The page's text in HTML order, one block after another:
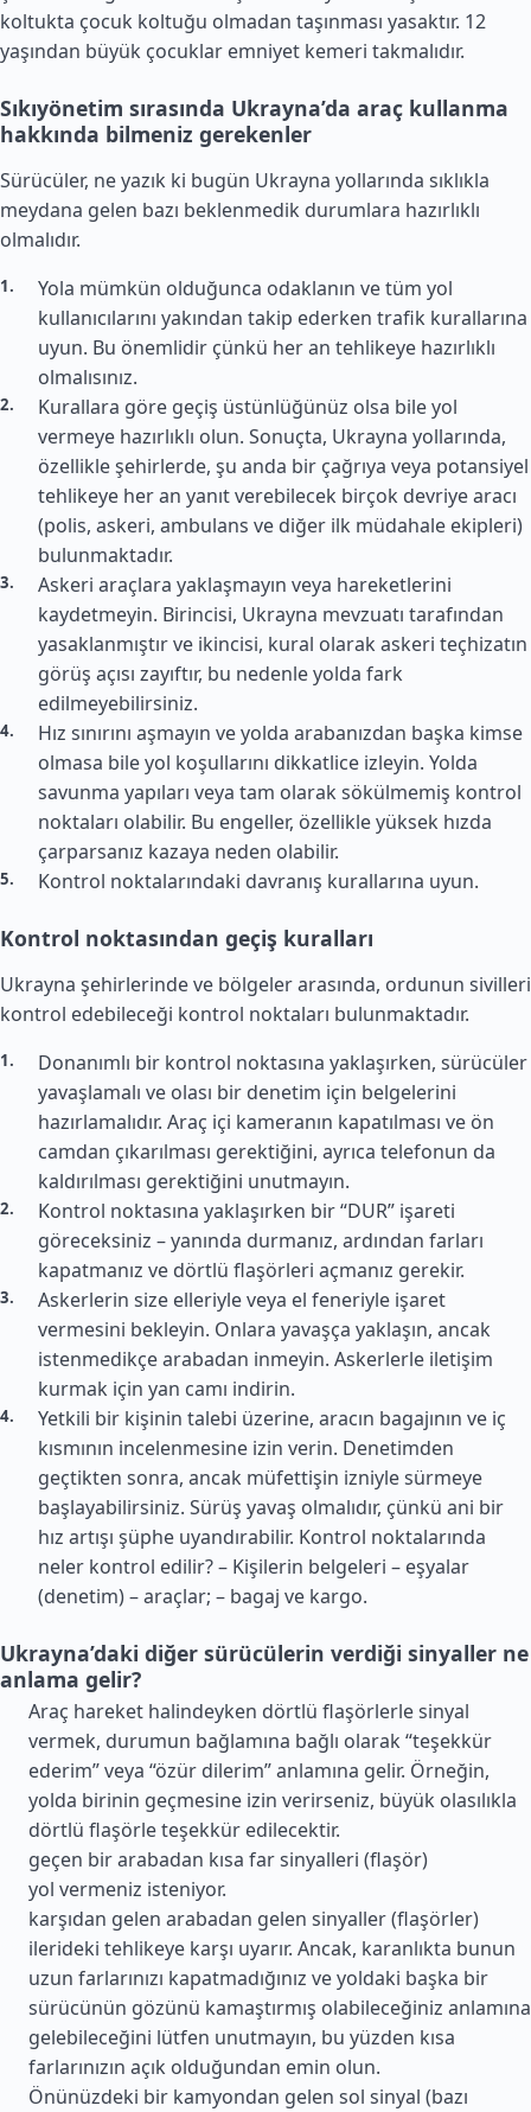
koltukta çocuk koltuğu olmadan taşınması yasaktır. 12
yaşından büyük çocuklar emniyet kemeri takmalıdır.
Sıkıyönetim sırasında Ukrayna’da araç kullanma
hakkında bilmeniz gerekenler
Sürücüler, ne yazık ki bugün Ukrayna yollarında sıklıkla
meydana gelen bazı beklenmedik durumlara hazırlıklı
olmalıdır.
Yola mümkün olduğunca odaklanın ve tüm yol
kullanıcılarını yakından takip ederken trafik kurallarına
uyun. Bu önemlidir çünkü her an tehlikeye hazırlıklı
olmalısınız.
Kurallara göre geçiş üstünlüğünüz olsa bile yol
vermeye hazırlıklı olun. Sonuçta, Ukrayna yollarında,
özellikle şehirlerde, şu anda bir çağrıya veya potansiyel
tehlikeye her an yanıt verebilecek birçok devriye aracı
(polis, askeri, ambulans ve diğer ilk müdahale ekipleri)
bulunmaktadır.
Askeri araçlara yaklaşmayın veya hareketlerini
kaydetmeyin. Birincisi, Ukrayna mevzuatı tarafından
yasaklanmıştır ve ikincisi, kural olarak askeri teçhizatın
görüş açısı zayıftır, bu nedenle yolda fark
edilmeyebilirsiniz.
Hız sınırını aşmayın ve yolda arabanızdan başka kimse
olmasa bile yol koşullarını dikkatlice izleyin. Yolda
savunma yapıları veya tam olarak sökülmemiş kontrol
noktaları olabilir. Bu engeller, özellikle yüksek hızda
çarparsanız kazaya neden olabilir.
Kontrol noktalarındaki davranış kurallarına uyun.
Kontrol noktasından geçiş kuralları
Ukrayna şehirlerinde ve bölgeler arasında, ordunun sivilleri
kontrol edebileceği kontrol noktaları bulunmaktadır.
Donanımlı bir kontrol noktasına yaklaşırken, sürücüler
yavaşlamalı ve olası bir denetim için belgelerini
hazırlamalıdır. Araç içi kameranın kapatılması ve ön
camdan çıkarılması gerektiğini, ayrıca telefonun da
kaldırılması gerektiğini unutmayın.
Kontrol noktasına yaklaşırken bir “DUR” işareti
göreceksiniz – yanında durmanız, ardından farları
kapatmanız ve dörtlü flaşörleri açmanız gerekir.
Askerlerin size elleriyle veya el feneriyle işaret
vermesini bekleyin. Onlara yavaşça yaklaşın, ancak
istenmedikçe arabadan inmeyin. Askerlerle iletişim
kurmak için yan camı indirin.
Yetkili bir kişinin talebi üzerine, aracın bagajının ve iç
kısmının incelenmesine izin verin. Denetimden
geçtikten sonra, ancak müfettişin izniyle sürmeye
başlayabilirsiniz. Sürüş yavaş olmalıdır, çünkü ani bir
hız artışı şüphe uyandırabilir. Kontrol noktalarında
neler kontrol edilir? – Kişilerin belgeleri – eşyalar
(denetim) – araçlar; – bagaj ve kargo.
Ukrayna’daki diğer sürücülerin verdiği sinyaller ne
anlama gelir?
Araç hareket halindeyken dörtlü flaşörlerle sinyal
vermek, durumun bağlamına bağlı olarak “teşekkür
ederim” veya “özür dilerim” anlamına gelir. Örneğin,
yolda birinin geçmesine izin verirseniz, büyük olasılıkla
dörtlü flaşörle teşekkür edilecektir.
geçen bir arabadan kısa far sinyalleri (flaşör)
yol vermeniz isteniyor.
karşıdan gelen arabadan gelen sinyaller (flaşörler)
ilerideki tehlikeye karşı uyarır. Ancak, karanlıkta bunun
uzun farlarınızı kapatmadığınız ve yoldaki başka bir
sürücünün gözünü kamaştırmış olabileceğiniz anlamına
gelebileceğini lütfen unutmayın, bu yüzden kısa
farlarınızın açık olduğundan emin olun.
Önünüzdeki bir kamyondan gelen sol sinyal (bazı